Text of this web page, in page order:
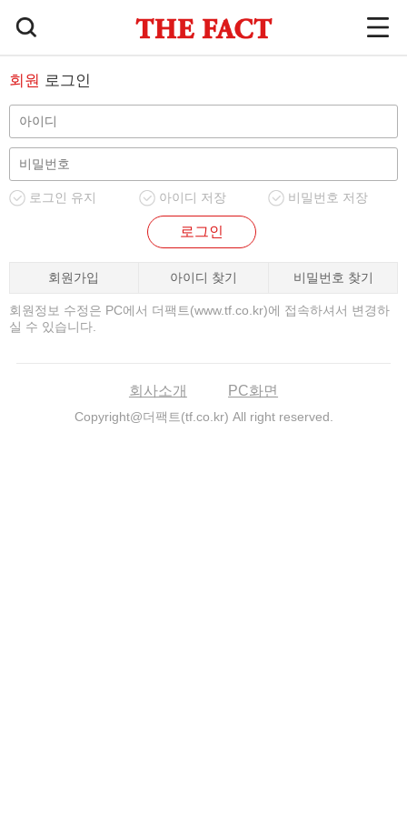
회원 로그인
로그인 유지 아이디 저장 비밀번호 저장
로그인
회원가입 아이디 찾기 비밀번호 찾기
회원정보 수정은 PC에서 더팩트(www.tf.co.kr)에 접속하셔서 변경하
실 수 있습니다.
회사소개 PC화면
Copyright@더팩트(tf.co.kr) All right reserved.